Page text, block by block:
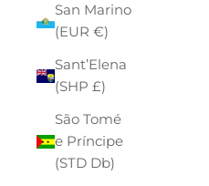
San Marino
(EUR €)
Sant’Elena
(SHP £)
São Tomé
e Príncipe
(STD Db)